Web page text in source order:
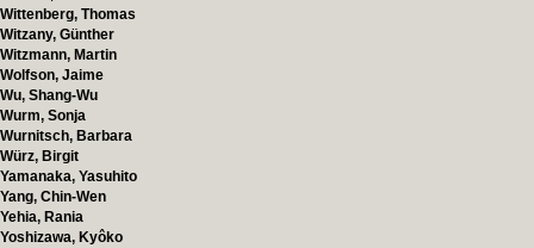
Wittenberg, Thomas
Witzany, Günther
Witzmann, Martin
Wolfson, Jaime
Wu, Shang-Wu
Wurm, Sonja
Wurnitsch, Barbara
Würz, Birgit
Yamanaka, Yasuhito
Yang, Chin-Wen
Yehia, Rania
Yoshizawa, Kyôko